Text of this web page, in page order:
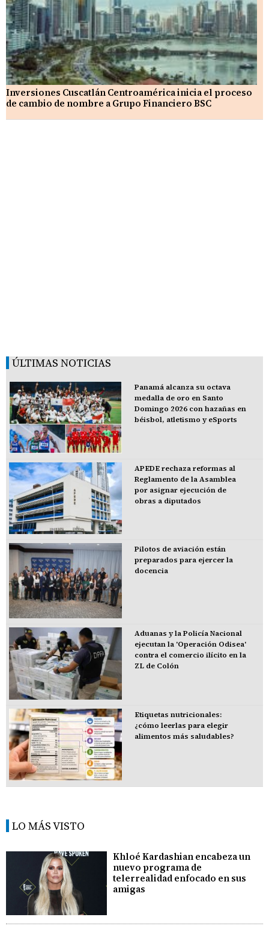
Inversiones Cuscatlán Centroamérica inicia el proceso
de cambio de nombre a Grupo Financiero BSC
ÚLTIMAS NOTICIAS
Panamá alcanza su octava
medalla de oro en Santo
Domingo 2026 con hazañas en
béisbol, atletismo y eSports
APEDE rechaza reformas al
Reglamento de la Asamblea
por asignar ejecución de
obras a diputados
Pilotos de aviación están
preparados para ejercer la
docencia
Aduanas y la Policía Nacional
ejecutan la 'Operación Odisea'
contra el comercio ilícito en la
ZL de Colón
Etiquetas nutricionales:
¿cómo leerlas para elegir
alimentos más saludables?
LO MÁS VISTO
Khloé Kardashian encabeza un
nuevo programa de
telerrealidad enfocado en sus
amigas